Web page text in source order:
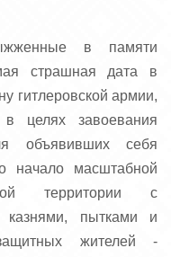
в памяти
страшная дата в
гитлеровской армии,
целях завоевания
объявивших себя
начало масштабной
территории с
казнями, пытками и
жителей -